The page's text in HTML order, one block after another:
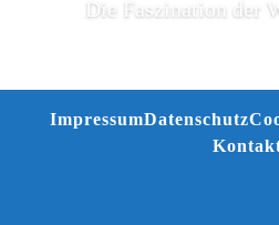
Die Faszination der
ImpressumDatenschutz